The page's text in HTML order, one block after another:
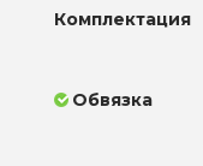
Комплектация
Обвязка